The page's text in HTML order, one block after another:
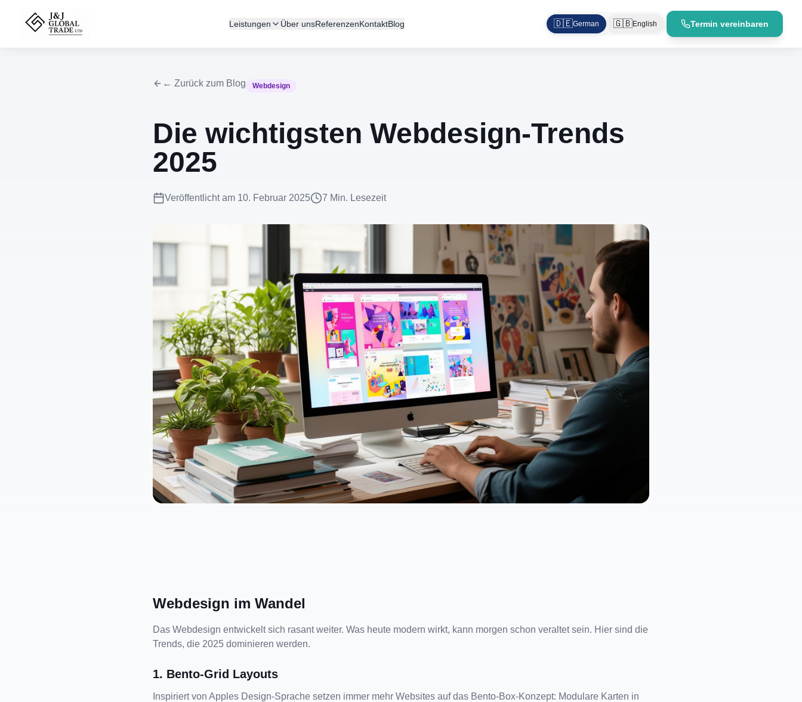
Leistungen Über unsReferenzenKontaktBlog 🇩🇪German 🇬🇧English Termin vereinbaren
← Zurück zum Blog Webdesign
Die wichtigsten Webdesign-Trends
2025
Veröffentlicht am 10. Februar 2025 7 Min. Lesezeit
Webdesign im Wandel
Das Webdesign entwickelt sich rasant weiter. Was heute modern wirkt, kann morgen schon veraltet sein. Hier sind die
Trends, die 2025 dominieren werden.
1. Bento-Grid Layouts
Inspiriert von Apples Design-Sprache setzen immer mehr Websites auf das Bento-Box-Konzept: Modulare Karten in